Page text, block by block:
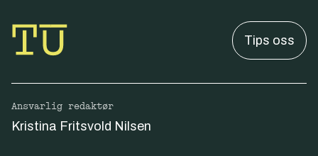
Tips oss
Ansvarlig redaktør
Kristina Fritsvold Nilsen